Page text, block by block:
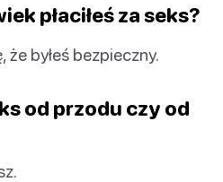
płaciłeś za seks?
że byłeś bezpieczny.
od przodu czy od